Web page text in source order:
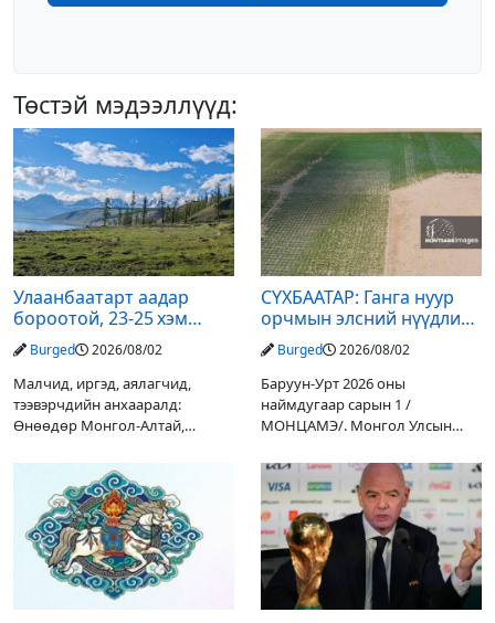
Төстэй мэдээллүүд:
Улаанбаатарт аадар
бороотой, 23-25 хэм
дулаан байна
Burged 2026/08/02
Малчид, иргэд, аялагчид,
тээвэрчдийн анхааралд:
Өнөөдөр Монгол-Алтай,
уулархаг нутгаар бороо, дуу
цахилгаантай аадар бороо
орох тул голуудын усны
түвшин нэмэгдэх, нөөлөг
СҮХБААТАР: Ганга нуур
орчмын элсний нүүдлийг
зогсоох туршилтын ажил
үр дүнгээ өгч эхэлжээ
Burged 2026/08/02
Баруун-Урт 2026 оны
наймдугаар сарын 1 /
МОНЦАМЭ/. Монгол Улсын
Дарьгангын Ганга нуурыг
сэргээн, хамгаалах төслийг
улсын төсвийн хөрөнгө
оруулалтаар хийж буй.
Төслийн